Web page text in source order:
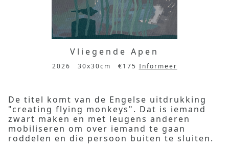
Vliegende Apen
2026 30x30cm €175 Informeer
De titel komt van de Engelse uitdrukking
"creating flying monkeys". Dat is iemand
zwart maken en met leugens anderen
mobiliseren om over iemand te gaan
roddelen en die persoon buiten te sluiten.